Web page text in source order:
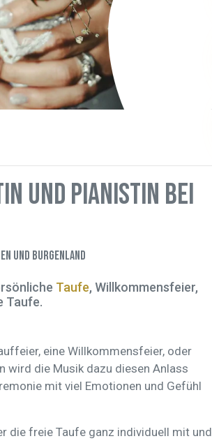
und Pianistin bei
und Burgenland
Taufe, Willkommensfeier,
Taufe.
eine Willkommensfeier, oder
wird die Musik dazu diesen Anlass
mit viel Emotionen und Gefühl
die freie Taufe ganz individuell mit und